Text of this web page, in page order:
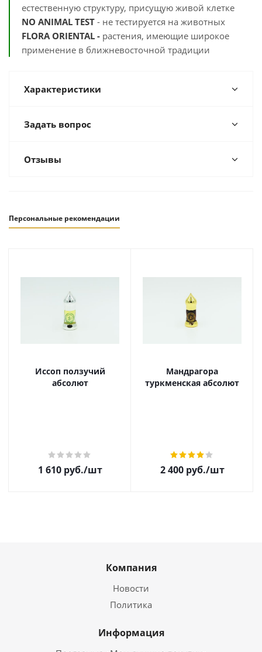
естественную структуру, присущую живой клетке
NO ANIMAL TEST - не тестируется на животных
FLORA ORIENTAL - растения, имеющие широкое
применение в ближневосточной традиции
Характеристики
Задать вопрос
Отзывы
Персональные рекомендации
Иссоп ползучий
абсолют
1 610руб./шт
Мандрагора
туркменская абсолют
2 400руб./шт
Компания
Новости
Политика
Информация